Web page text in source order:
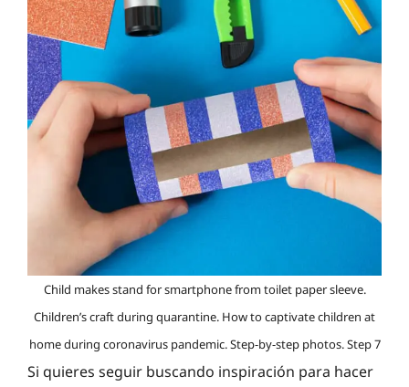
Child makes stand for smartphone from toilet paper sleeve.
Children’s craft during quarantine. How to captivate children at
home during coronavirus pandemic. Step-by-step photos. Step 7
Si quieres seguir buscando inspiración para hacer